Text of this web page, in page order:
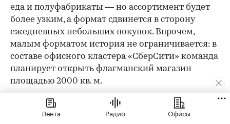
еда и полуфабрикаты — но ассортимент будет
более узким, а формат сдвинется в сторону
ежедневных небольших покупок. Впрочем,
малым форматом история не ограничивается: в
составе офисного кластера «СберСити» команда
планирует открыть флагманский магазин
площадью 2000 кв. м.
«Кофемания» выстраивает свое присутствие в
«СберСити» в той же логике индивидуального
Лента Радио Офисы